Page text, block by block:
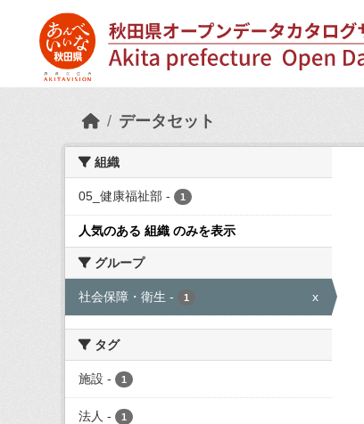
データセット
組織
05_健康福祉部 - 1
人気のある 組織 のみを表示
グループ
社会保障・衛生 - 1 x
タグ
施設 - 1
法人 - 1